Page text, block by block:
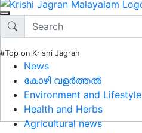
#Top on Krishi Jagran
News
കോഴി വളർത്തൽ
Environment and Lifestyle
Health and Herbs
Agricultural news